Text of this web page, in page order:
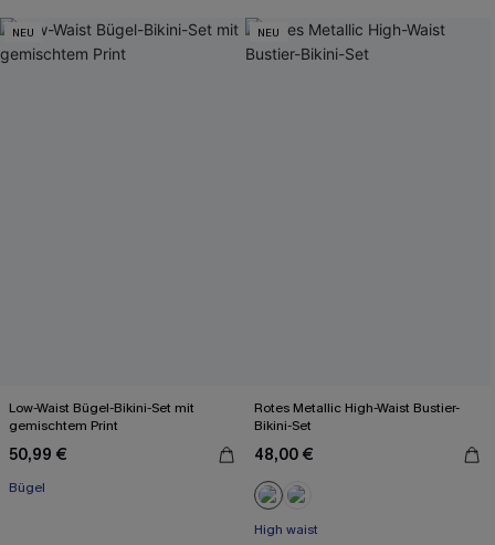
NEU
Low-Waist Bügel-Bikini-Set mit
gemischtem Print
50,99 €
Bügel
NEU
Rotes Metallic High-Waist Bustier-
Bikini-Set
48,00 €
High waist